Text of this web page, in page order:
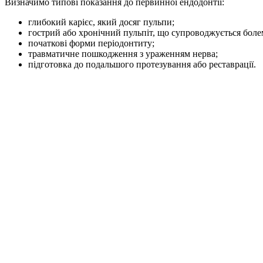
глибокий карієс, який досяг пульпи;
гострий або хронічний пульпіт, що супроводжується
початкові форми періодонтиту;
травматичне пошкодження з ураженням нерва;
підготовка до подальшого протезування або реставрації.